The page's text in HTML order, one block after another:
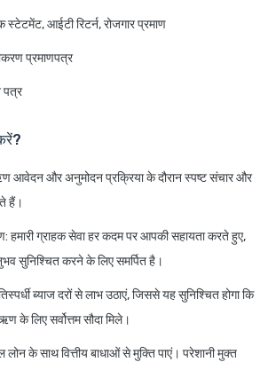
आईटी रिटर्न, रोजगार प्रमाण
प्रमाणपत्र
पत्र
आवेदन और अनुमोदन प्रक्रिया के दौरान स्पष्ट संचार और
हैं।
: हमारी ग्राहक सेवा हर कदम पर आपकी सहायता करते हुए,
करने के लिए समर्पित है।
ब्याज दरों से लाभ उठाएं, जिससे यह सुनिश्चित होगा कि
के लिए सर्वोत्तम सौदा मिले।
के साथ वित्तीय बाधाओं से मुक्ति पाएं। परेशानी मुक्त